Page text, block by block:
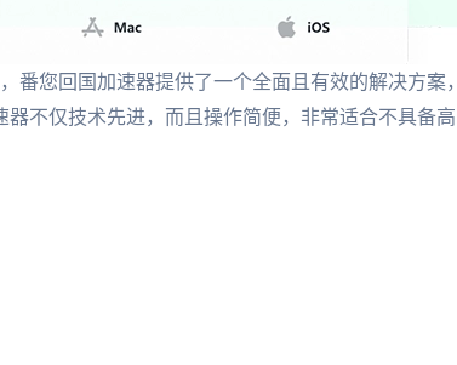
番您回国加速器提供了一个全面且有效的解决方案，
不仅技术先进，而且操作简便，非常适合不具备高